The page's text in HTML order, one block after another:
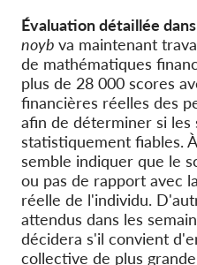
Évaluation détaillée
noyb va maintenant
de mathématiques
plus de 28 000 scores
financières réelles des
afin de déterminer si les
statistiquement fiables.
semble indiquer que le
ou pas de rapport avec
réelle de l'individu.
attendus dans les
décidera s'il convient
collective de plus